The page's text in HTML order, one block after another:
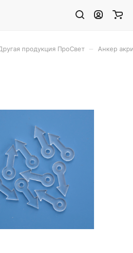
продукция ПроСвет Анкер